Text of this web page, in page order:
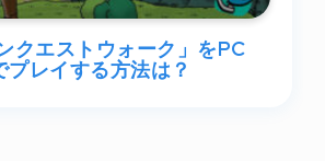
クエストウォーク」をPC
プレイする方法は？